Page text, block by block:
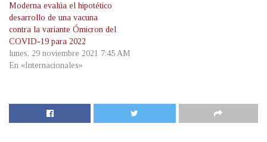
Moderna evalúa el hipotético
desarrollo de una vacuna
contra la variante Ómicron del
COVID-19 para 2022
lunes, 29 noviembre 2021 7:45 AM
En «Internacionales»